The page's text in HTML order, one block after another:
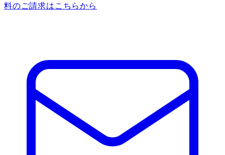
料のご請求はこちらから